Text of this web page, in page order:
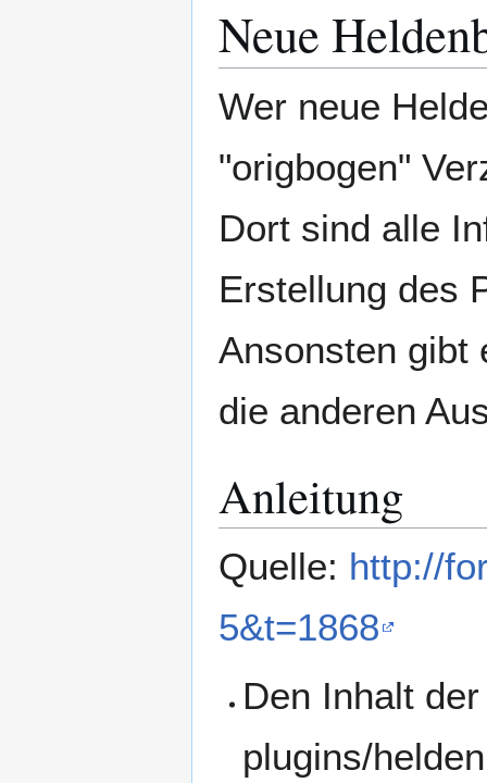
Neue
Wer neue
"origbogen"
Dort sind alle
Erstellung des
Ansonsten gibt
die anderen
Anleitung
Quelle: http://
5&t=1868
Den Inhalt
plugins/